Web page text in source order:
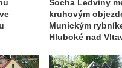
Michela na hřbitově v
na hřbitově v Benešově
Socha Ledviny
kruhovým
Munickým
Hluboké nad